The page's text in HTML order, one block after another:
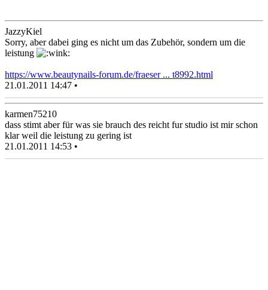
JazzyKiel
Sorry, aber dabei ging es nicht um das Zubehör, sondern um die
leistung
https://www.beautynails-forum.de/fraeser ... t8992.html
21.01.2011 14:47 •
karmen75210
dass stimt aber für was sie brauch des reicht fur studio ist mir schon
klar weil die leistung zu gering ist
21.01.2011 14:53 •